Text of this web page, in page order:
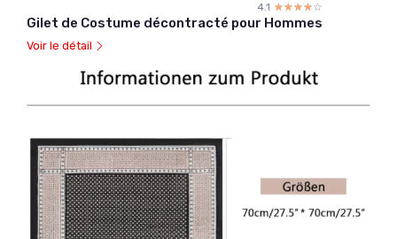
4.1 ☆☆☆☆☆
★★★★★
Gilet de Costume décontracté pour Hommes
Voir le détail